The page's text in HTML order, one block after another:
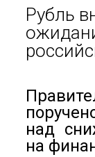
Рубль
над
на